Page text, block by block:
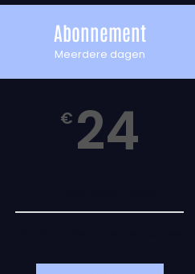
Abonnement
Meerdere dagen
€ 24